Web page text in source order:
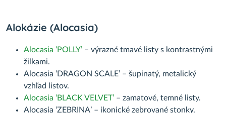
Alokázie (Alocasia)
Alocasia ‘POLLY’ – výrazné tmavé listy s kontrastnými
žilkami.
Alocasia ‘DRAGON SCALE’ – šupinatý, metalický
vzhľad listov.
Alocasia ‘BLACK VELVET’ – zamatové, temné listy.
Alocasia ‘ZEBRINA’ – ikonické zebrované stonky.